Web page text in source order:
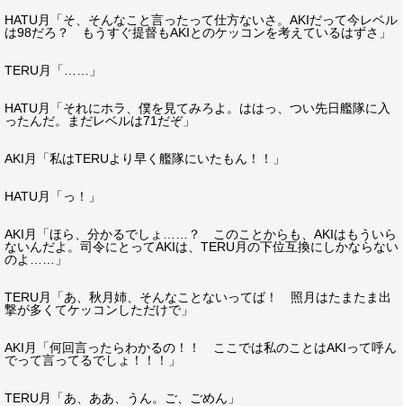
HATU月「そ、そんなこと言ったって仕方ないさ。AKIだって今レベル
は98だろ？ もうすぐ提督もAKIとのケッコンを考えているはずさ」
TERU月「……」
HATU月「それにホラ、僕を見てみろよ。ははっ、つい先日艦隊に入
ったんだ。まだレベルは71だぞ」
AKI月「私はTERUより早く艦隊にいたもん！！」
HATU月「っ！」
AKI月「ほら、分かるでしょ……？ このことからも、AKIはもういら
ないんだよ。司令にとってAKIは、TERU月の下位互換にしかならない
のよ……」
TERU月「あ、秋月姉、そんなことないってば！ 照月はたまたま出
撃が多くてケッコンしただけで」
AKI月「何回言ったらわかるの！！ ここでは私のことはAKIって呼ん
でって言ってるでしょ！！！」
TERU月「あ、ああ、うん。ご、ごめん」